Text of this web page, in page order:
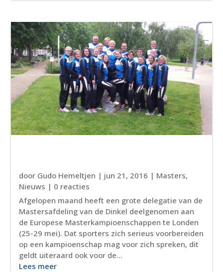
door Gudo Hemeltjen | jun 21, 2016 | Masters,
Nieuws | 0 reacties
Afgelopen maand heeft een grote delegatie van de
Mastersafdeling van de Dinkel deelgenomen aan
de Europese Masterkampioenschappen te Londen
(25-29 mei). Dat sporters zich serieus voorbereiden
op een kampioenschap mag voor zich spreken, dit
geldt uiteraard ook voor de...
Lees meer